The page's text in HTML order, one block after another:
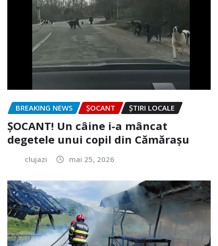
BREAKING NEWS ȘOCANT ȘTIRI LOCALE
ȘOCANT! Un câine i-a mâncat
degetele unui copil din Cămărașu
clujazi mai 25, 2026